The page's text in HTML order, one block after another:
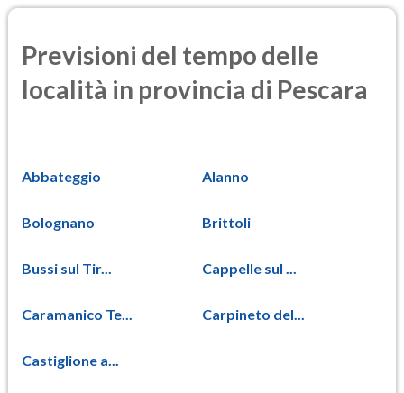
Previsioni del tempo delle
località in provincia di Pescara
Abbateggio Alanno
Bolognano Brittoli
Bussi sul Tir... Cappelle sul ...
Caramanico Te... Carpineto del...
Castiglione a...